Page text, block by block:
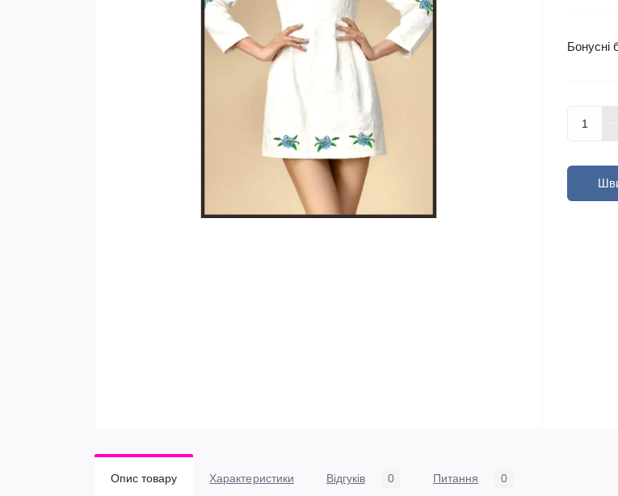
Бонусні
Опис товару Характеристики Відгуків 0 Питання 0